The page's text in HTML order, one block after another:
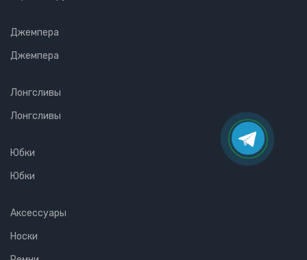
Джемпера
Джемпера
Лонгсливы
Лонгсливы
Юбки
Юбки
Аксессуары
Носки